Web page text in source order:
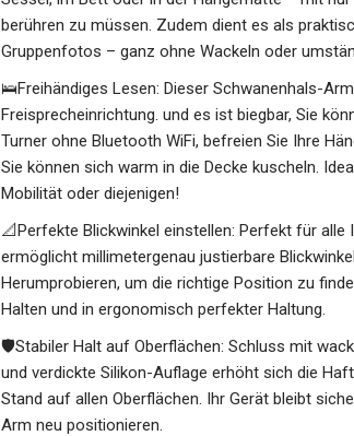
berühren zu müssen. Zudem dient es als
Gruppenfotos – ganz ohne Wackeln oder
🛌Freihändiges Lesen: Dieser Schwanenhals-
Freisprecheinrichtung. und es ist biegbar, Sie
Turner ohne Bluetooth WiFi, befreien Sie Ihre
Sie können sich warm in die Decke kuscheln.
Mobilität oder diejenigen!
📐Perfekte Blickwinkel einstellen: Perfekt für alle
ermöglicht millimetergenau justierbare
Herumprobieren, um die richtige Position zu
Halten und in ergonomisch perfekter Haltung.
🛡️Stabiler Halt auf Oberflächen: Schluss mit
und verdickte Silikon-Auflage erhöht sich die
Stand auf allen Oberflächen. Ihr Gerät bleibt
Arm neu positionieren.